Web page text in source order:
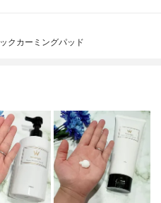
クカーミングパッド